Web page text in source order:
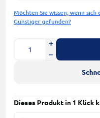
Möchten Sie wissen, wenn sich
Günstiger gefunden?
Dieses Produkt in 1 Klick